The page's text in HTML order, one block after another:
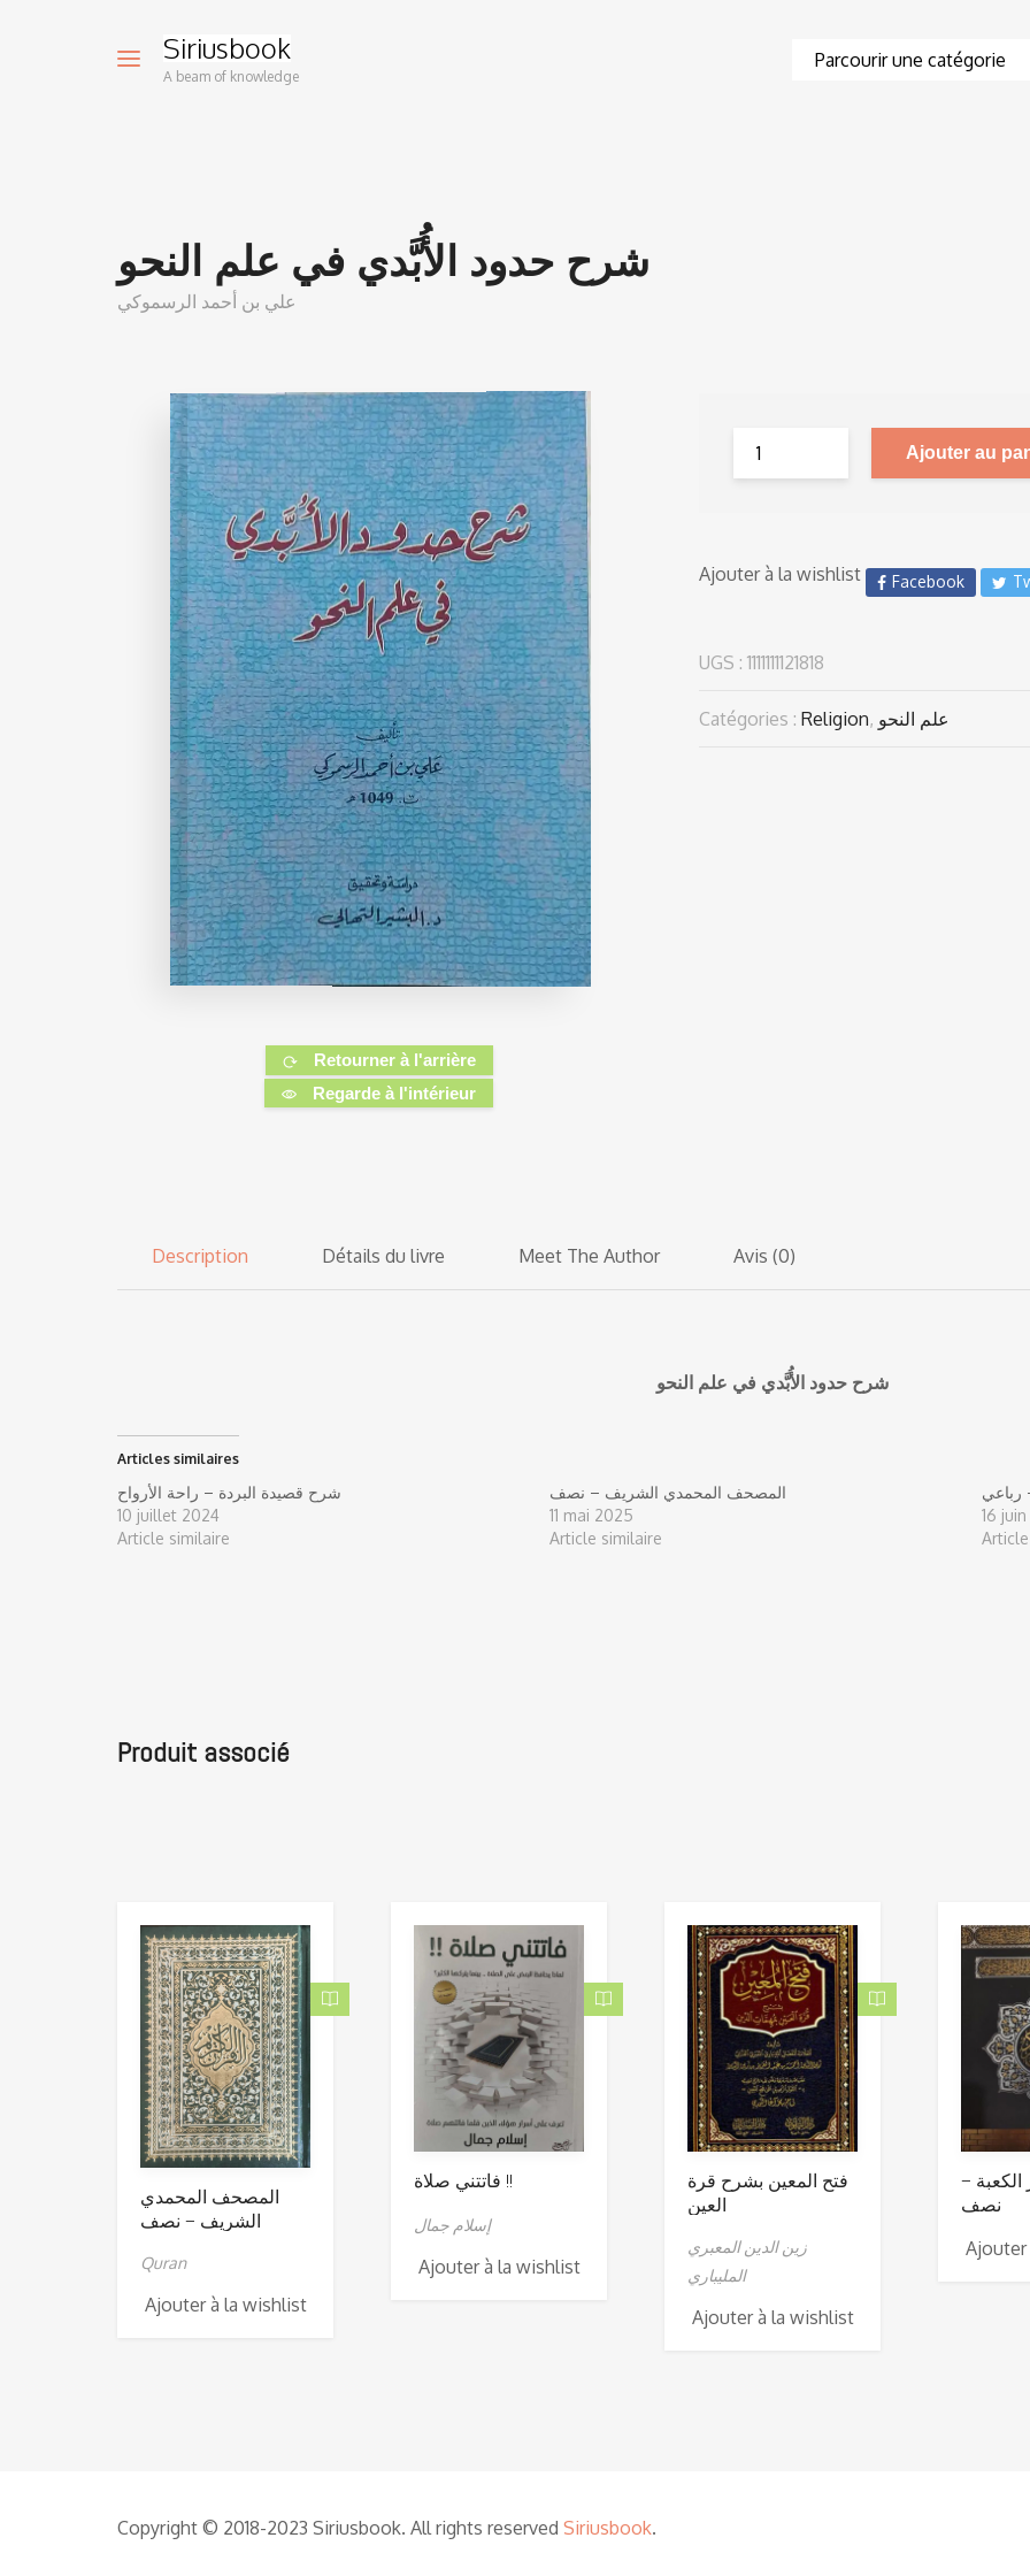
Siriusbook
A beam of knowledge
شرح حدود الأُبَّدي في علم النحو
علي بن أحمد الرسموكي
Retourner à l'arrière
Regarde à l'intérieur
Ajouter au
Ajouter à la wishlist Facebook
UGS : 1111111121818
Catégories : Religion, علم النحو
Description Détails du livre Meet The Author Avis (0)
شرح حدود الأُبَّدي في علم النحو
Articles similaires
شرح قصيدة البردة – راحة الأرواح
10 juillet 2024
Article similaire
المصحف المحمدي الشريف – نصف
11 mai 2025
Article similaire
16
Produit associé
المصحف المحمدي
الشريف – نصف
Quran
Ajouter à la wishlist
فاتتني صلاة !!
إسلام جمال
Ajouter à la wishlist
فتح المعين بشرح قرة
العين
زين الدين المعبري
المليباري
Ajouter à la wishlist
–
نصف
Copyright © 2018-2023 Siriusbook. All rights reserved Siriusbook.